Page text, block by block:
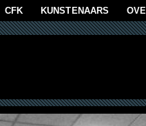
CFK KUNSTENAARS